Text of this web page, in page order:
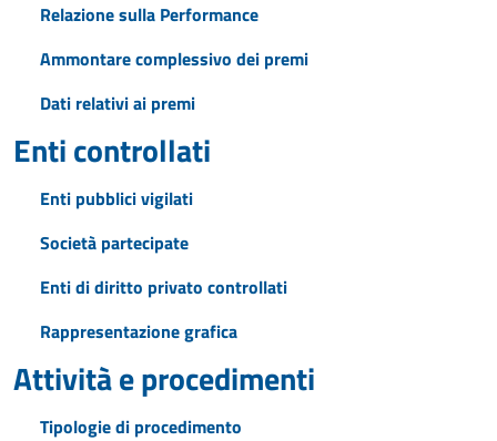
Relazione sulla Performance
Ammontare complessivo dei premi
Dati relativi ai premi
Enti controllati
Enti pubblici vigilati
Società partecipate
Enti di diritto privato controllati
Rappresentazione grafica
Attività e procedimenti
Tipologie di procedimento